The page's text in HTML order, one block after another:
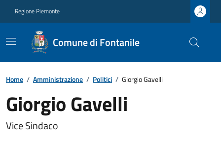
Regione Piemonte
Comune di Fontanile
Home / Amministrazione / Politici / Giorgio Gavelli
Giorgio Gavelli
Vice Sindaco